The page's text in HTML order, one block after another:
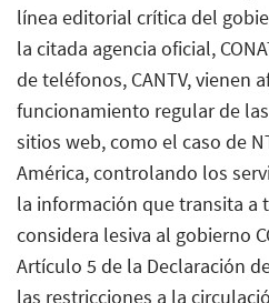
línea editorial crítica del
la citada agencia oficial,
de teléfonos, CANTV, vienen
funcionamiento regular de
sitios web, como el caso de
América, controlando los
la información que transita a
considera lesiva al gobierno
Artículo 5 de la Declaración
las restricciones a la